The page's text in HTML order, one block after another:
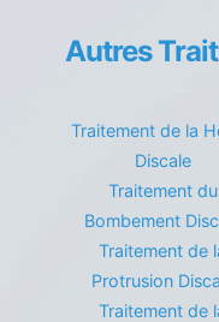
Autres
Traitement de la
Discale
Traitement du
Bombement
Traitement de
Protrusion
Traitement de